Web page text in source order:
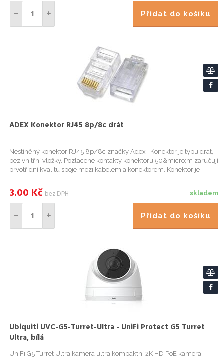
Přidat do košíku
ADEX Konektor RJ45 8p/8c drát
Nestíněný konektor RJ45 8p/8c značky Adex . Konektor je typu drát,
bez vnitřní vložky. Pozlacené kontakty konektoru 50&micro;m zaručují
prvotřídní kvalitu spoje mezi kabelem a konektorem. Konektor je
skladem
3.00 Kč bez DPH
Přidat do košíku
Ubiquiti UVC-G5-Turret-Ultra - UniFi Protect G5 Turret
Ultra, bílá
UniFi G5 Turret Ultra kamera ultra kompaktní 2K HD PoE kamera